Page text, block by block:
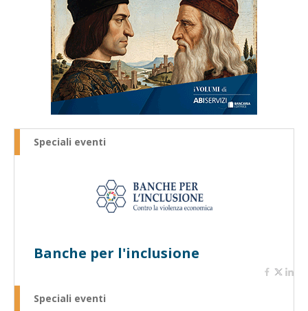
Speciali eventi
Banche per l'inclusione
Speciali eventi